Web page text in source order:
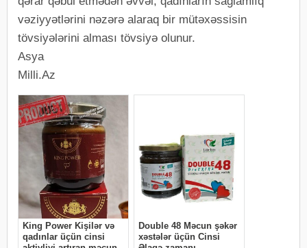
vəziyyətlərini nəzərə alaraq bir mütəxəssisin
tövsiyələrini alması tövsiyə olunur.
Asya
Milli.Az